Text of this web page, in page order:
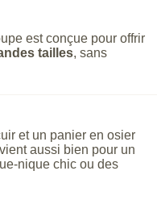
est conçue pour offrir
tailles, sans
et un panier en osier
aussi bien pour un
nique chic ou des